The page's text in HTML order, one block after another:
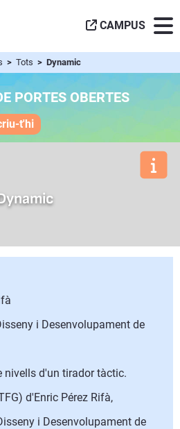
CAMPUS
> Tots > Dynamic
PORTES OBERTES
t'hi
i Desenvolupament de
nivells d'un tirador tàctic.
d'Enric Pérez Rifà,
i Desenvolupament de